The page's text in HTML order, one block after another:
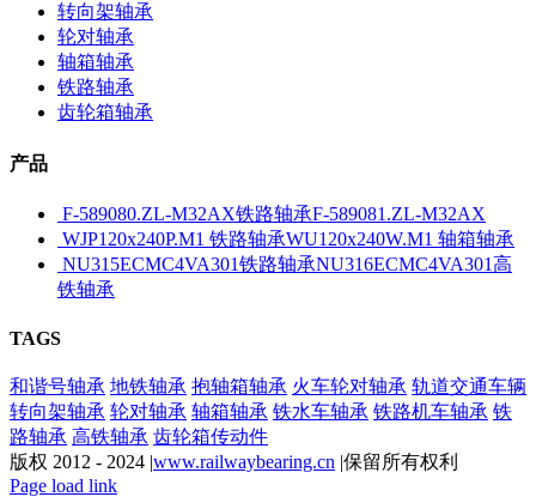
转向架轴承
轮对轴承
轴箱轴承
铁路轴承
齿轮箱轴承
产品
F-589080.ZL-M32AX铁路轴承F-589081.ZL-M32AX
WJP120x240P.M1 铁路轴承WU120x240W.M1 轴箱轴承
NU315ECMC4VA301铁路轴承NU316ECMC4VA301高
铁轴承
TAGS
和谐号轴承 地铁轴承 抱轴箱轴承 火车轮对轴承 轨道交通车辆
转向架轴承 轮对轴承 轴箱轴承 铁水车轴承 铁路机车轴承 铁
路轴承 高铁轴承 齿轮箱传动件
版权 2012 - 2024 |www.railwaybearing.cn |保留所有权利
Page load link